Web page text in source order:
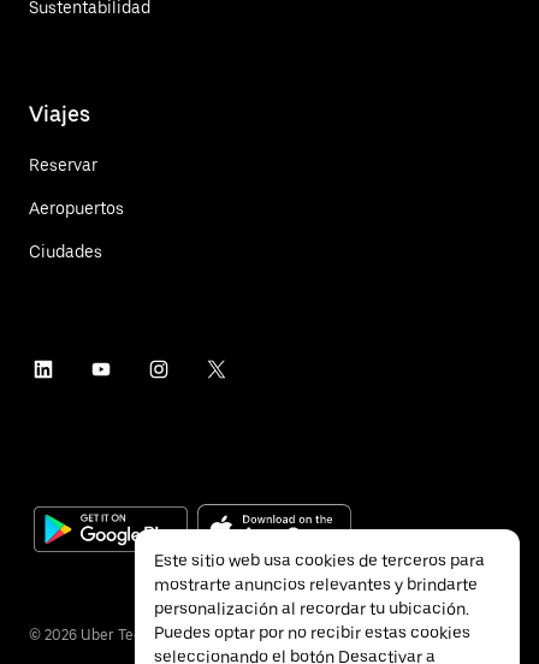
Sustentabilidad
Viajes
Reservar
Aeropuertos
Ciudades
© 2026 Uber Technologies Inc.
Este sitio web usa cookies de terceros para
mostrarte anuncios relevantes y brindarte
personalización al recordar tu ubicación.
Puedes optar por no recibir estas cookies
seleccionando el botón Desactivar a